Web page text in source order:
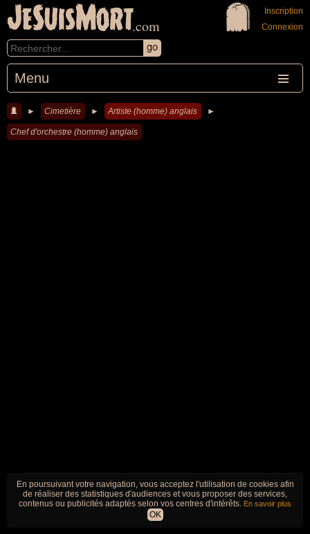
JeSuisMort.com
Menu
Inscription
Connexion
► Cimetière ► Artiste (homme) anglais ►
Chef d'orchestre (homme) anglais
En poursuivant votre navigation, vous acceptez l'utilisation de cookies afin
de réaliser des statistiques d'audiences et vous proposer des services,
contenus ou publicités adaptés selon vos centres d'intérêts. En savoir plus
OK